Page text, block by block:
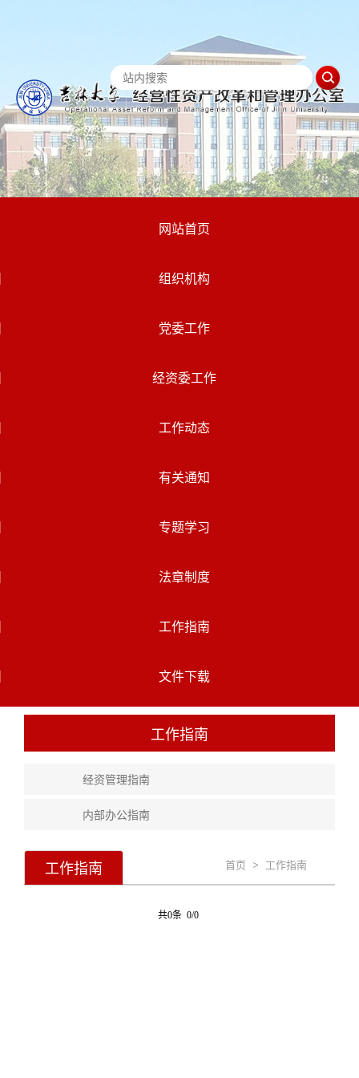
网站首页
组织机构
党委工作
经资委工作
工作动态
有关通知
专题学习
法章制度
工作指南
文件下载
工作指南
经资管理指南
内部办公指南
首页 > 工作指南
工作指南
共0条 0/0